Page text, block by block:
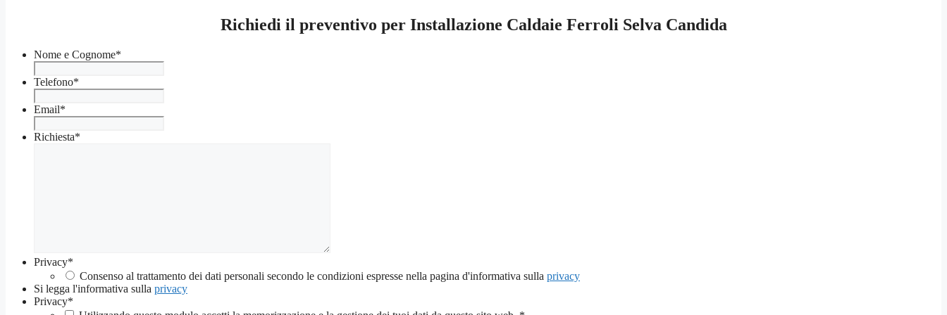
Richiedi il preventivo per Installazione Caldaie Ferroli Selva Candida
Nome e Cognome*
Telefono*
Email*
Richiesta*
Privacy*
Consenso al trattamento dei dati personali secondo le condizioni espresse nella pagina d'informativa sulla privacy
Si legga l'informativa sulla privacy
Privacy*